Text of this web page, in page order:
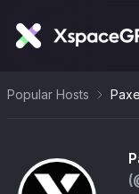
Popular Hosts